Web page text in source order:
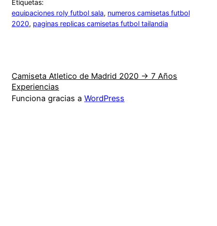
Etiquetas:
equipaciones roly futbol sala, numeros camisetas futbol
2020, paginas replicas camisetas futbol tailandia
Camiseta Atletico de Madrid 2020 → 7 Años
Experiencias
Funciona gracias a WordPress